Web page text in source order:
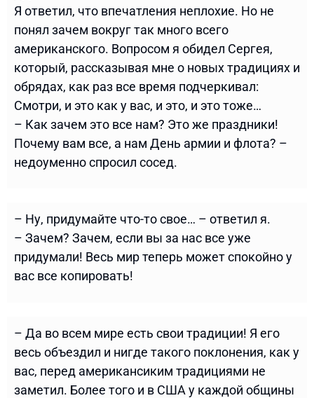
Я ответил, что впечатления неплохие. Но не
понял зачем вокруг так много всего
американского. Вопросом я обидел Сергея,
который, рассказывая мне о новых традициях и
обрядах, как раз все время подчеркивал:
Смотри, и это как у вас, и это, и это тоже…
– Как зачем это все нам? Это же праздники!
Почему вам все, а нам День армии и флота? –
недоуменно спросил сосед.
– Ну, придумайте что-то свое… – ответил я.
– Зачем? Зачем, если вы за нас все уже
придумали! Весь мир теперь может спокойно у
вас все копировать!
– Да во всем мире есть свои традиции! Я его
весь объездил и нигде такого поклонения, как у
вас, перед американсиким традициями не
заметил. Более того и в США у каждой общины